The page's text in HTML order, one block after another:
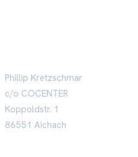
Phillip Kretzschmar
c/o COCENTER
Koppoldstr. 1
86551 Aichach